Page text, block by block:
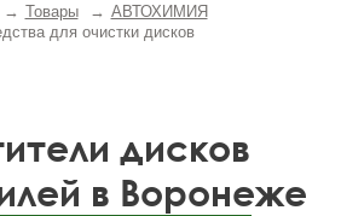
Товары
АВТОХИМИЯ
для очистки дисков
дисков
в Воронеже